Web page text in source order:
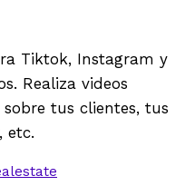
Tiktok, Instagram y
Realiza videos
tus clientes, tus
etc.